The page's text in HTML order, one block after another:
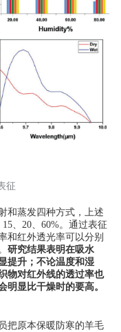
征
和蒸发四种方式，上述
、20、60%。通过表征
和红外透光率可以分别
研究结果表明在吸水
提升；不论温度和湿
物对红外线的透过率也
明显比干燥时的要高。
把原本保暖防寒的羊毛